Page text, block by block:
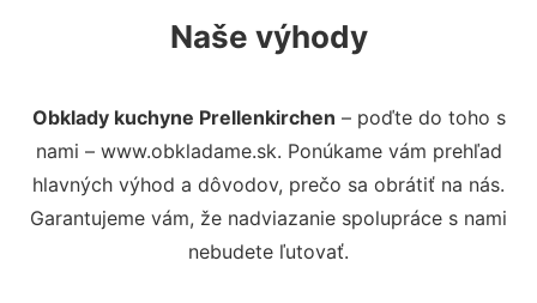
Naše výhody
Obklady kuchyne Prellenkirchen – poďte do toho s
nami – www.obkladame.sk. Ponúkame vám prehľad
hlavných výhod a dôvodov, prečo sa obrátiť na nás.
Garantujeme vám, že nadviazanie spolupráce s nami
nebudete ľutovať.